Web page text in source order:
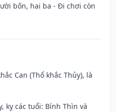
bốn, hai ba - Đi chơi còn
Can (Thổ khắc Thủy), là
kỵ các tuổi: Bính Thìn và